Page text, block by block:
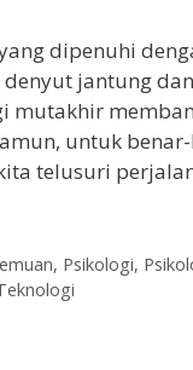
dipenuhi
jantung
mutakhir
untuk
telusuri
, Psikologi,